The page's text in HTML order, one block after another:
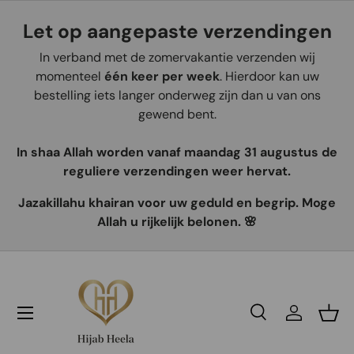
Aller au contenu
Let op aangepaste verzendingen
In verband met de zomervakantie verzenden wij
momenteel één keer per week. Hierdoor kan uw
bestelling iets langer onderweg zijn dan u van ons
gewend bent.
In shaa Allah worden vanaf maandag 31 augustus de
reguliere verzendingen weer hervat.
Jazakillahu khairan voor uw geduld en begrip. Moge
Allah u rijkelijk belonen. 🌸
Recherche
Se